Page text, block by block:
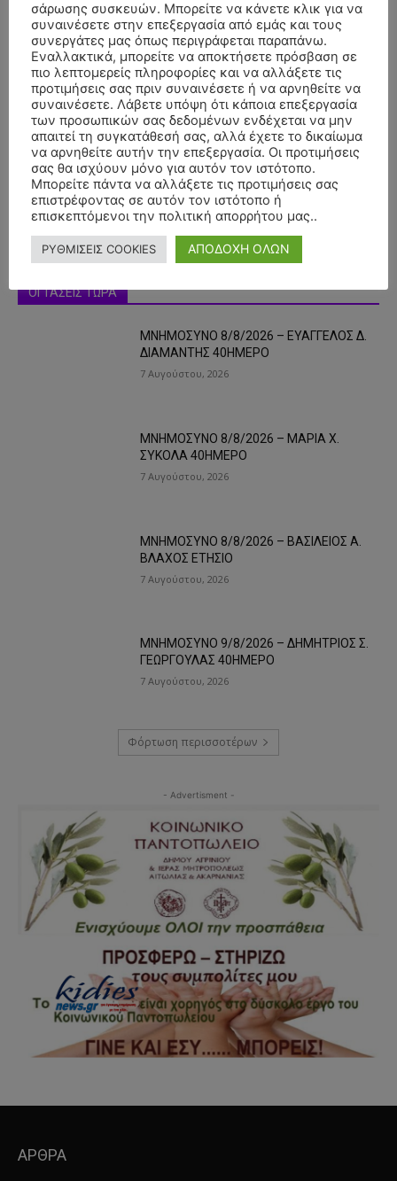
- Advertisment -
ΟΙ ΤΑΣΕΙΣ ΤΩΡΑ
ΜΝΗΜΟΣΥΝΟ 8/8/2026 – ΕΥΑΓΓΕΛΟΣ Δ.
ΔΙΑΜΑΝΤΗΣ 40ΗΜΕΡΟ
7 Αυγούστου, 2026
ΜΝΗΜΟΣΥΝΟ 8/8/2026 – ΜΑΡΙΑ Χ.
ΣΥΚΟΛΑ 40ΗΜΕΡΟ
7 Αυγούστου, 2026
ΜΝΗΜΟΣΥΝΟ 8/8/2026 – ΒΑΣΙΛΕΙΟΣ Α.
ΒΛΑΧΟΣ ΕΤΗΣΙΟ
7 Αυγούστου, 2026
ΜΝΗΜΟΣΥΝΟ 9/8/2026 – ΔΗΜΗΤΡΙΟΣ Σ.
ΓΕΩΡΓΟΥΛΑΣ 40ΗΜΕΡΟ
7 Αυγούστου, 2026
Φόρτωση περισσοτέρων
- Advertisment -
ΑΡΘΡΑ
σάρωσης συσκευών. Μπορείτε να κάνετε κλικ για να
συναινέσετε στην επεξεργασία από εμάς και τους
συνεργάτες μας όπως περιγράφεται παραπάνω.
Εναλλακτικά, μπορείτε να αποκτήσετε πρόσβαση σε
πιο λεπτομερείς πληροφορίες και να αλλάξετε τις
προτιμήσεις σας πριν συναινέσετε ή να αρνηθείτε να
συναινέσετε. Λάβετε υπόψη ότι κάποια επεξεργασία
των προσωπικών σας δεδομένων ενδέχεται να μην
απαιτεί τη συγκατάθεσή σας, αλλά έχετε το δικαίωμα
να αρνηθείτε αυτήν την επεξεργασία. Οι προτιμήσεις
σας θα ισχύουν μόνο για αυτόν τον ιστότοπο.
Μπορείτε πάντα να αλλάξετε τις προτιμήσεις σας
επιστρέφοντας σε αυτόν τον ιστότοπο ή
επισκεπτόμενοι την πολιτική απορρήτου μας..
ΡΥΘΜΙΣΕΙΣ COOKIES ΑΠΟΔΟΧΗ ΟΛΩΝ